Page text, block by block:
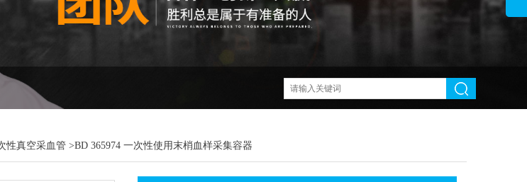
性真空采血管 >BD 365974 一次性使用末梢血样采集容器